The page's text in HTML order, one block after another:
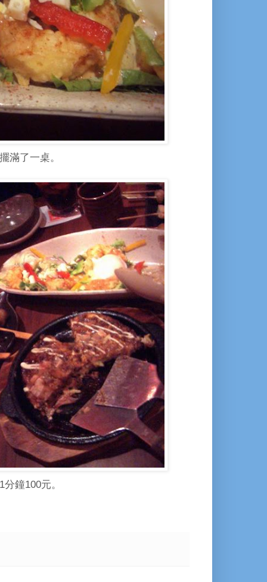
滿了一桌。
鐘100元。